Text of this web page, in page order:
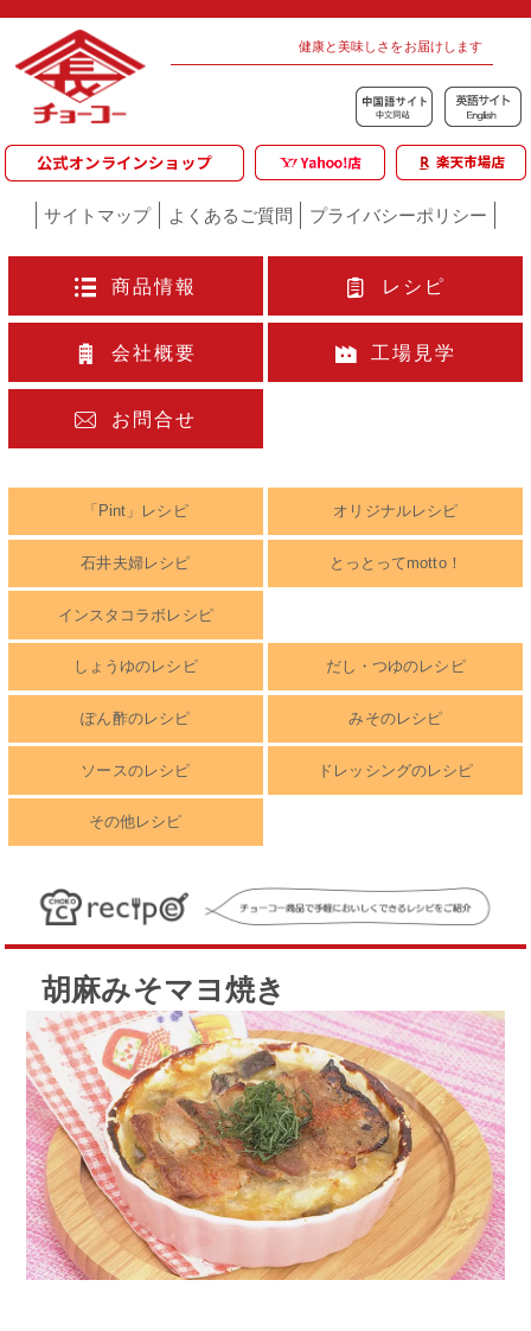
健康と美味しさをお届けします
サイトマップ よくあるご質問 プライバシーポリシー
商品情報 レシピ
会社概要 工場見学
お問合せ
「Pint」レシピ オリジナルレシピ
石井夫婦レシピ とっとってmotto！
インスタコラボレシピ
しょうゆのレシピ だし・つゆのレシピ
ぽん酢のレシピ みそのレシピ
ソースのレシピ ドレッシングのレシピ
その他レシピ
胡麻みそマヨ焼き